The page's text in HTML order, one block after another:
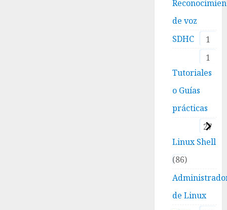
de voz
1
SDHC
1
Tutoriales
o Guías
prácticas
27
Linux Shell
86
de Linux